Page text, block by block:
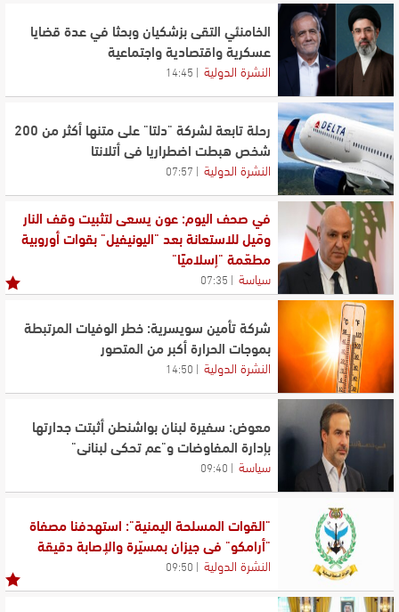
الخامنئي التقى بزشكيان وبحثا في عدة قضايا
عسكرية واقتصادية واجتماعية
النشرة الدولية 14:45
رحلة تابعة لشركة "دلتا" على متنها أكثر من 200
شخص هبطت اضطراريا في أتلانتا
النشرة الدولية 07:57
في صحف اليوم: عون يسعى لتثبيت وقف النار
ومَيل للاستعانة بعد "اليونيفيل" بقوات أوروبية
مطعّمة "إسلاميًا"
سياسة 07:35
شركة تأمين سويسرية: خطر الوفيات المرتبطة
بموجات الحرارة أكبر من المتصور
النشرة الدولية 14:50
معوض: سفيرة لبنان بواشنطن أثبتت جدارتها
بإدارة المفاوضات و"عم تحكي لبناني"
سياسة 09:40
"القوات المسلحة اليمنية": استهدفنا مصفاة
"أرامكو" في جيزان بمسيّرة والإصابة دقيقة
النشرة الدولية 09:50